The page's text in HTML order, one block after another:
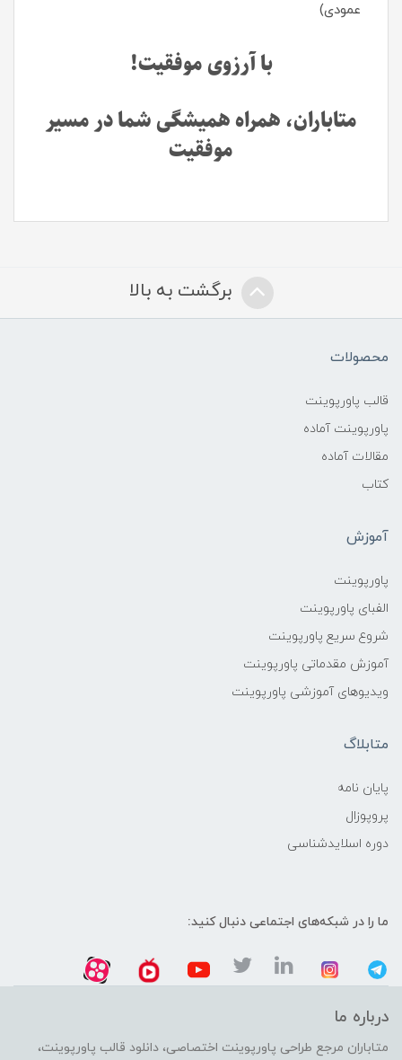
عمودی)
با آرزوی موفقیت!
متاباران، همراه همیشگی شما در مسیر
موفقیت
برگشت به بالا
محصولات
قالب پاورپوینت
پاورپوینت آماده
مقالات آماده
کتاب
آموزش
پاورپوینت
الفبای پاورپوینت
شروع سریع پاورپوینت
آموزش مقدماتی پاورپوینت
ویدیوهای آموزشی پاورپوینت
متابلاگ
پایان نامه
پروپوزال
دوره اسلایدشناسی
ما را در شبکه‌های اجتماعی دنبال کنید:
درباره ما
متاباران مرجع طراحی پاورپوینت اختصاصی، دانلود قالب پاورپوینت،